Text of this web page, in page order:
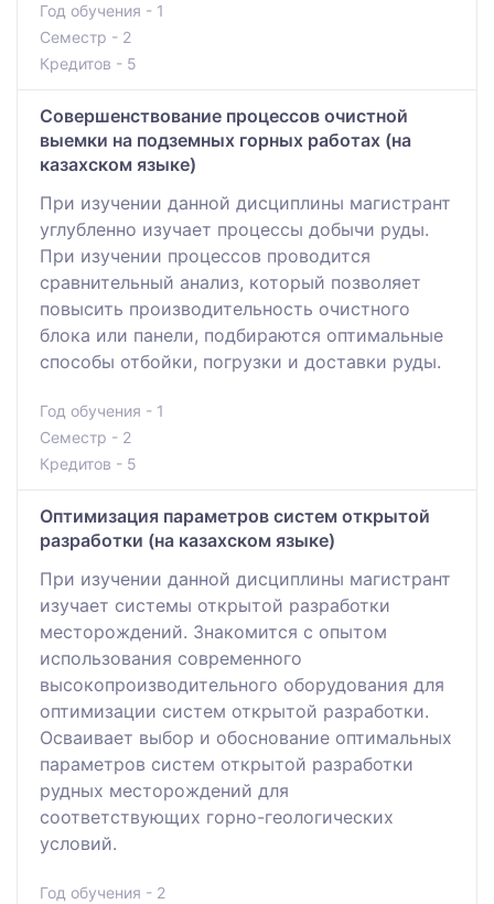
Год обучения - 1
Семестр - 2
Кредитов - 5
Совершенствование процессов очистной
выемки на подземных горных работах (на
казахском языке)
При изучении данной дисциплины магистрант
углубленно изучает процессы добычи руды.
При изучении процессов проводится
сравнительный анализ, который позволяет
повысить производительность очистного
блока или панели, подбираются оптимальные
способы отбойки, погрузки и доставки руды.
Год обучения - 1
Семестр - 2
Кредитов - 5
Оптимизация параметров систем открытой
разработки (на казахском языке)
При изучении данной дисциплины магистрант
изучает системы открытой разработки
месторождений. Знакомится с опытом
использования современного
высокопроизводительного оборудования для
оптимизации систем открытой разработки.
Осваивает выбор и обоснование оптимальных
параметров систем открытой разработки
рудных месторождений для
соответствующих горно-геологических
условий.
Год обучения - 2